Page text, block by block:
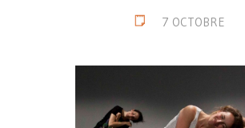
7 OCTOBRE